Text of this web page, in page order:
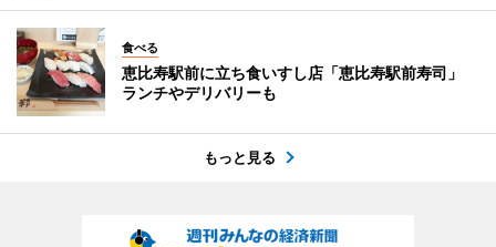
食べる
恵比寿駅前に立ち食いすし店「恵比寿駅前寿司」
ランチやデリバリーも
もっと見る